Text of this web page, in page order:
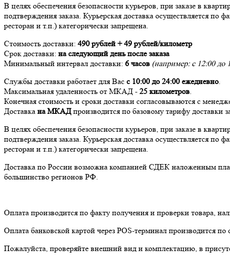
В целях обеспечения безопасности курьеров, при заказе в
подтверждения заказа. Курьерская доставка осуществляется
ресторан и т.п.) категорически запрещена.
Стоимость доставки: 490 рублей + 49 рублей/километр
Срок доставки: на следующий день после заказа
Минимальный интервал доставки: 6 часов (например: с 12:00 до
Службы доставки работает для Вас с 10:00 до 24:00 ежедневно.
Максимальная удаленность от МКАД - 25 километров.
Конечная стоимость и сроки доставки согласовываются с
Доставка на МКАДпроизводится по базовому тарифу
В целях обеспечения безопасности курьеров, при заказе в
подтверждения заказа. Курьерская доставка осуществляется
ресторан и т.п.) категорически запрещена.
Доставка по России возможна компанией СДЕК наложенным
большинство регионов РФ.
Оплата производится по факту получения и проверки товара,
Оплата банковской картой через POS-терминал производится
Пожалуйста, проверяйте внешний вид и комплектацию, в